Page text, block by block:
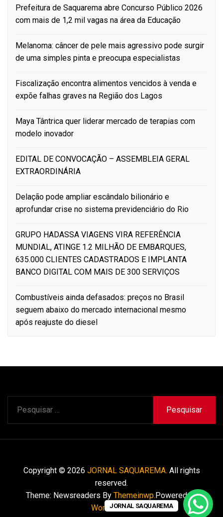
Prefeitura de Saquarema abre Concurso Público 2026
com mais de 1,2 mil vagas na área da Educação
Melanoma: câncer de pele mais agressivo pode surgir
de uma simples pinta e preocupa especialistas
Fiscalização encontra alimentos vencidos à venda e
expõe falhas graves na Região dos Lagos
Maya Tântrica quer liderar mercado de terapias com
modelo inovador
EDITAL DE CONVOCAÇÃO – ASSEMBLEIA GERAL
EXTRAORDINÁRIA
Delação pode ampliar escândalo bilionário e
aprofundar crise no sistema previdenciário do Rio
GRUPO HADASSA VIAGENS VIRA REFERÊNCIA
MUNDIAL, ATINGE 1.2 MILHÃO DE EMBARQUES,
635.000 CLIENTES CADASTRADOS E IMPLANTA
BANCO DIGITAL COM MAIS DE 300 SERVIÇOS
Combustíveis ainda defasados: preços no Brasil
seguem abaixo do mercado internacional mesmo
após reajuste do diesel
por:
Copyright © 2026 JORNAL SAQUAREMA. All rights
reserved.
Theme: Newsreaders By Themeinwp.Powered by
WordPress.
JORNAL SAQUAREMA